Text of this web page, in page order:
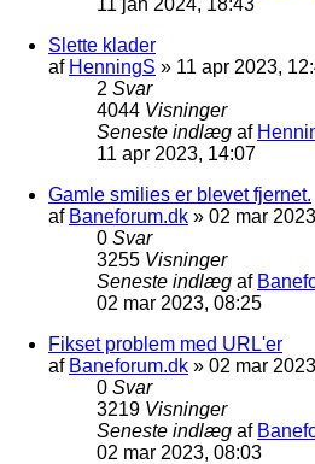
Slette klader
af HenningS » 11 apr 2023,
2 Svar
4044 Visninger
Seneste indlæg af
11 apr 2023, 14:07
Gamle smilies er blevet fjernet.
af Baneforum.dk » 02 mar
0 Svar
3255 Visninger
Seneste indlæg af
02 mar 2023, 08:25
Fikset problem med URL'er
af Baneforum.dk » 02 mar
0 Svar
3219 Visninger
Seneste indlæg af
02 mar 2023, 08:03